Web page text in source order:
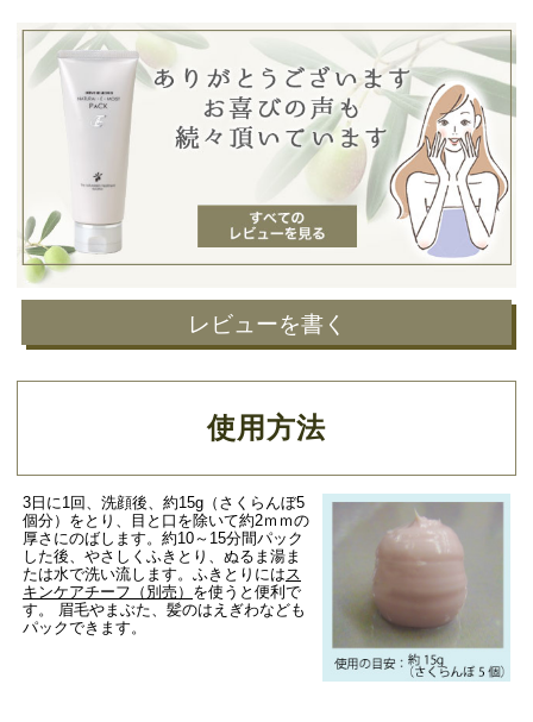
レビューを書く
使用方法
3日に1回、洗顔後、約15g（さくらんぼ5
個分）をとり、目と口を除いて約2ｍｍの
厚さにのばします。約10～15分間パック
した後、やさしくふきとり、ぬるま湯ま
たは水で洗い流します。ふきとりにはス
キンケアチーフ（別売） を使うと便利で
す。 眉毛やまぶた、髪のはえぎわなども
パックできます。